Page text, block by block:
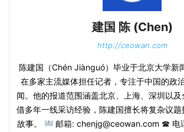
建国 陈 (Chen)
http://ceowan.com
陈建国（Chén Jiànguó）毕业于北京大学新
在多家主流媒体担任记者，专注于中国的政
闻。他的报道范围涵盖北京、上海、深圳以
借多年一线采访经验，陈建国擅长将复杂议
故事。
邮箱: chenjg@ceowan.com ☎ 电